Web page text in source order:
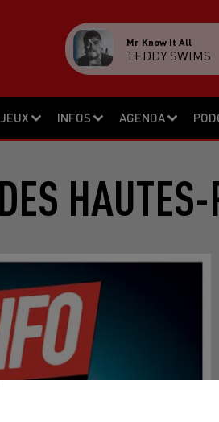
JEUX INFOS AGENDA
Mr Know It All
TEDDY SWIMS